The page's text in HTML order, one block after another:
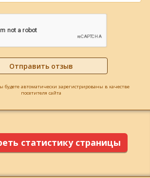
будете автоматически зарегистрированы в качестве
посетителя сайта
статистику страницы